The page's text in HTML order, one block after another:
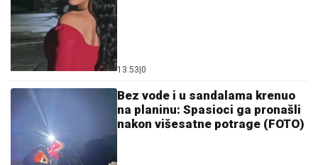
13:53 0
Bez vode i u sandalama krenuo
na planinu: Spasioci ga pronašli
nakon višesatne potrage (FOTO)